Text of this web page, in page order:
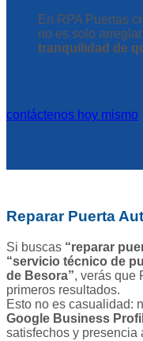
En RPA Puertas
no es solo
tranquilidad de
contáctenos hoy mismo
Reparar Puerta
Si buscas “reparar
“servicio técnico de
de Besora”, verás que
primeros resultados.
Esto no es casualidad:
Google Business
satisfechos y presencia